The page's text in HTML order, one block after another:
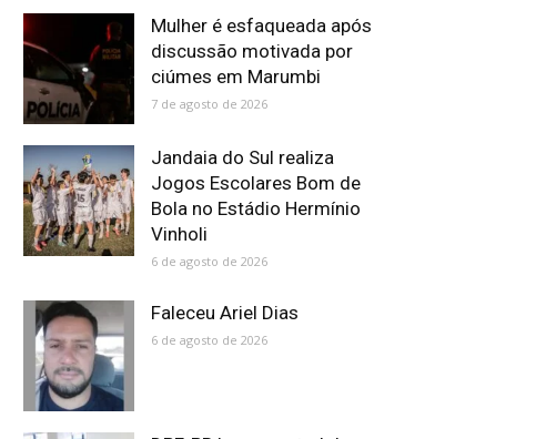
Mulher é esfaqueada após
discussão motivada por
ciúmes em Marumbi
7 de agosto de 2026
Jandaia do Sul realiza
Jogos Escolares Bom de
Bola no Estádio Hermínio
Vinholi
6 de agosto de 2026
Faleceu Ariel Dias
6 de agosto de 2026